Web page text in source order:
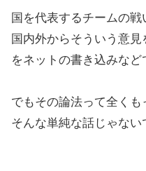
国を代表するチームの戦
国内外からそういう意見
をネットの書き込みなど
でもその論法って全くも
そんな単純な話じゃない